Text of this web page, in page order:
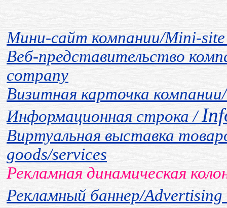
Мини-сайт компании/Mini-site
Веб-представительство
company
Визитная карточка
Информационная строка /
Виртуальная выставка
goods/services
Рекламная динамическая
Рекламный баннер/Advertising